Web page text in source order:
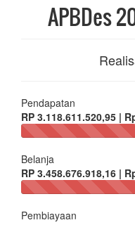
APBDes
Pendapatan
RP 3.118.611.520,95 |
Belanja
RP 3.458.676.918,16 |
Pembiayaan